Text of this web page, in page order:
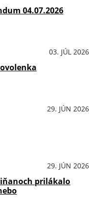
04.07.2026
03. JÚL 2026
29. JÚN 2026
29. JÚN 2026
prilákalo